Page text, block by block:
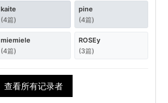
kaite
(4篇)
pine
(4篇)
miemiele
(4篇)
ROSEy
(3篇)
查看所有记录者